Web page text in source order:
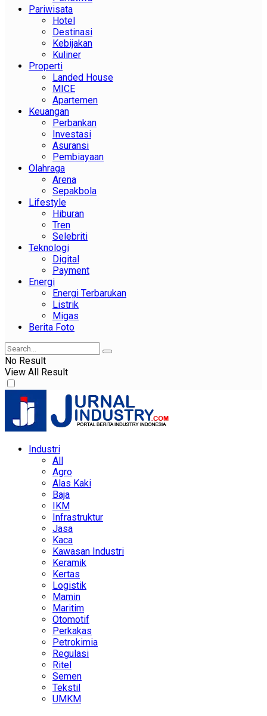
Pariwisata
Hotel
Destinasi
Kebijakan
Kuliner
Properti
Landed House
MICE
Apartemen
Keuangan
Perbankan
Investasi
Asuransi
Pembiayaan
Olahraga
Arena
Sepakbola
Lifestyle
Hiburan
Tren
Selebriti
Teknologi
Digital
Payment
Energi
Energi Terbarukan
Listrik
Migas
Berita Foto
No Result
View All Result
Industri
All
Agro
Alas Kaki
Baja
IKM
Infrastruktur
Jasa
Kaca
Kawasan Industri
Keramik
Kertas
Logistik
Mamin
Maritim
Otomotif
Perkakas
Petrokimia
Regulasi
Ritel
Semen
Tekstil
UMKM